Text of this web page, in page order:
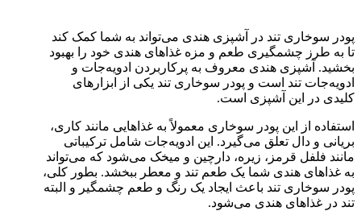
پودر سوخاری تند در آشپزی هندی می‌تواند به شما کمک کند
تا به طرز چشمگیری طعم و مزه غذاهای هندی خود را بهبود
بخشید. آشپزی هندی معروف به پرکاربردن ادویه‌جات و
ادویه‌جات تند است و پودر سوخاری تند یکی از ابزارهای
کلیدی در این آشپزی است.
استفاده از این پودر سوخاری معمولاً به غذاهایی مانند کاری،
بریانی و دال تعلق می‌گیرد. این ادویه‌جات شامل ترکیباتی
مانند فلفل قرمز، زیره، دارچین و میخک می‌شود که می‌تواند
به غذاهای هندی شما یک طعم تند و معطر ببخشد. بطور کلی،
پودر سوخاری تند باعث ایجاد یک رنگ و طعم چشمگیر و البته
تند در غذاهای هندی می‌شود.